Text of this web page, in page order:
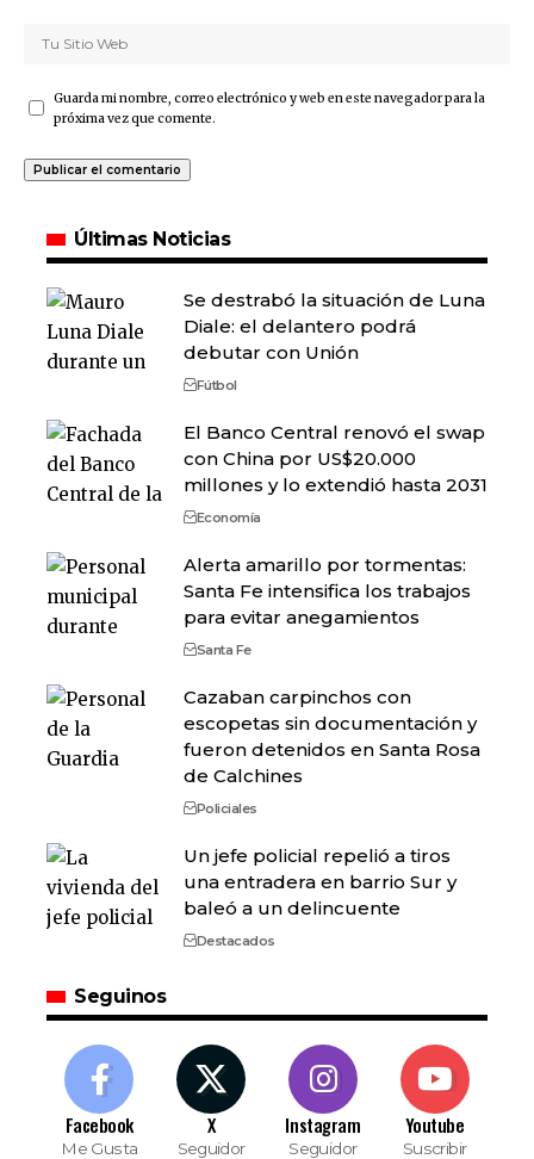
Guarda mi nombre, correo electrónico y web en este navegador para la
próxima vez que comente.
Últimas Noticias
Se destrabó la situación de Luna
Diale: el delantero podrá
debutar con Unión
Fútbol
El Banco Central renovó el swap
con China por US$20.000
millones y lo extendió hasta 2031
Economía
Alerta amarillo por tormentas:
Santa Fe intensifica los trabajos
para evitar anegamientos
Santa Fe
Cazaban carpinchos con
escopetas sin documentación y
fueron detenidos en Santa Rosa
de Calchines
Policiales
Un jefe policial repelió a tiros
una entradera en barrio Sur y
baleó a un delincuente
Destacados
Seguinos
Facebook
Me Gusta
X
Seguidor
Instagram
Seguidor
Youtube
Suscribir